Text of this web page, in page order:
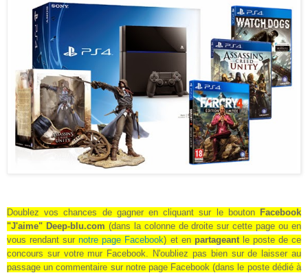
Doublez vos chances de gagner en cliquant sur le bouton Facebook
"J'aime" Deep-blu.com (dans la colonne de droite sur cette page ou en
vous rendant surnotre page Facebook) et en partageantle poste de ce
concours sur votre mur Facebook . N'oubliez pas bien sur de laisser au
passage un commentaire sur notre page Facebook (dans le poste dédié à